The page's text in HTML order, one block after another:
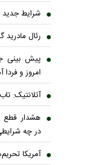
شرایط جدید
رئال مادرید
پیش بینی
امروز و فردا
آتلانتیک:
هشدار قطع
در چه
آمریکا